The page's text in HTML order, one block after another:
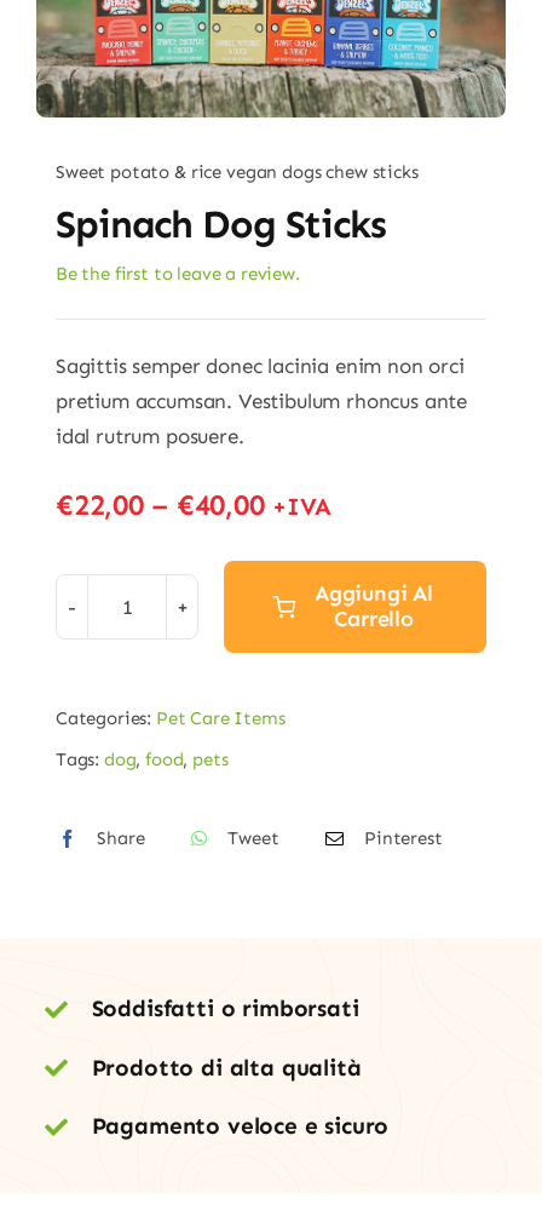
Sweet potato & rice vegan dogs chew sticks
Spinach Dog Sticks
Be the first to leave a review.
Sagittis semper donec lacinia enim non orci
pretium accumsan. Vestibulum rhoncus ante
idal rutrum posuere.
€22,00– €40,00 +IVA
Spinach
quantità
Aggiungi Al
Carrello
Categories: Pet Care Items
Tags: dog,food, pets
Share Tweet Pinterest
Soddisfatti o rimborsati
Prodotto di alta qualità
Pagamento veloce e sicuro